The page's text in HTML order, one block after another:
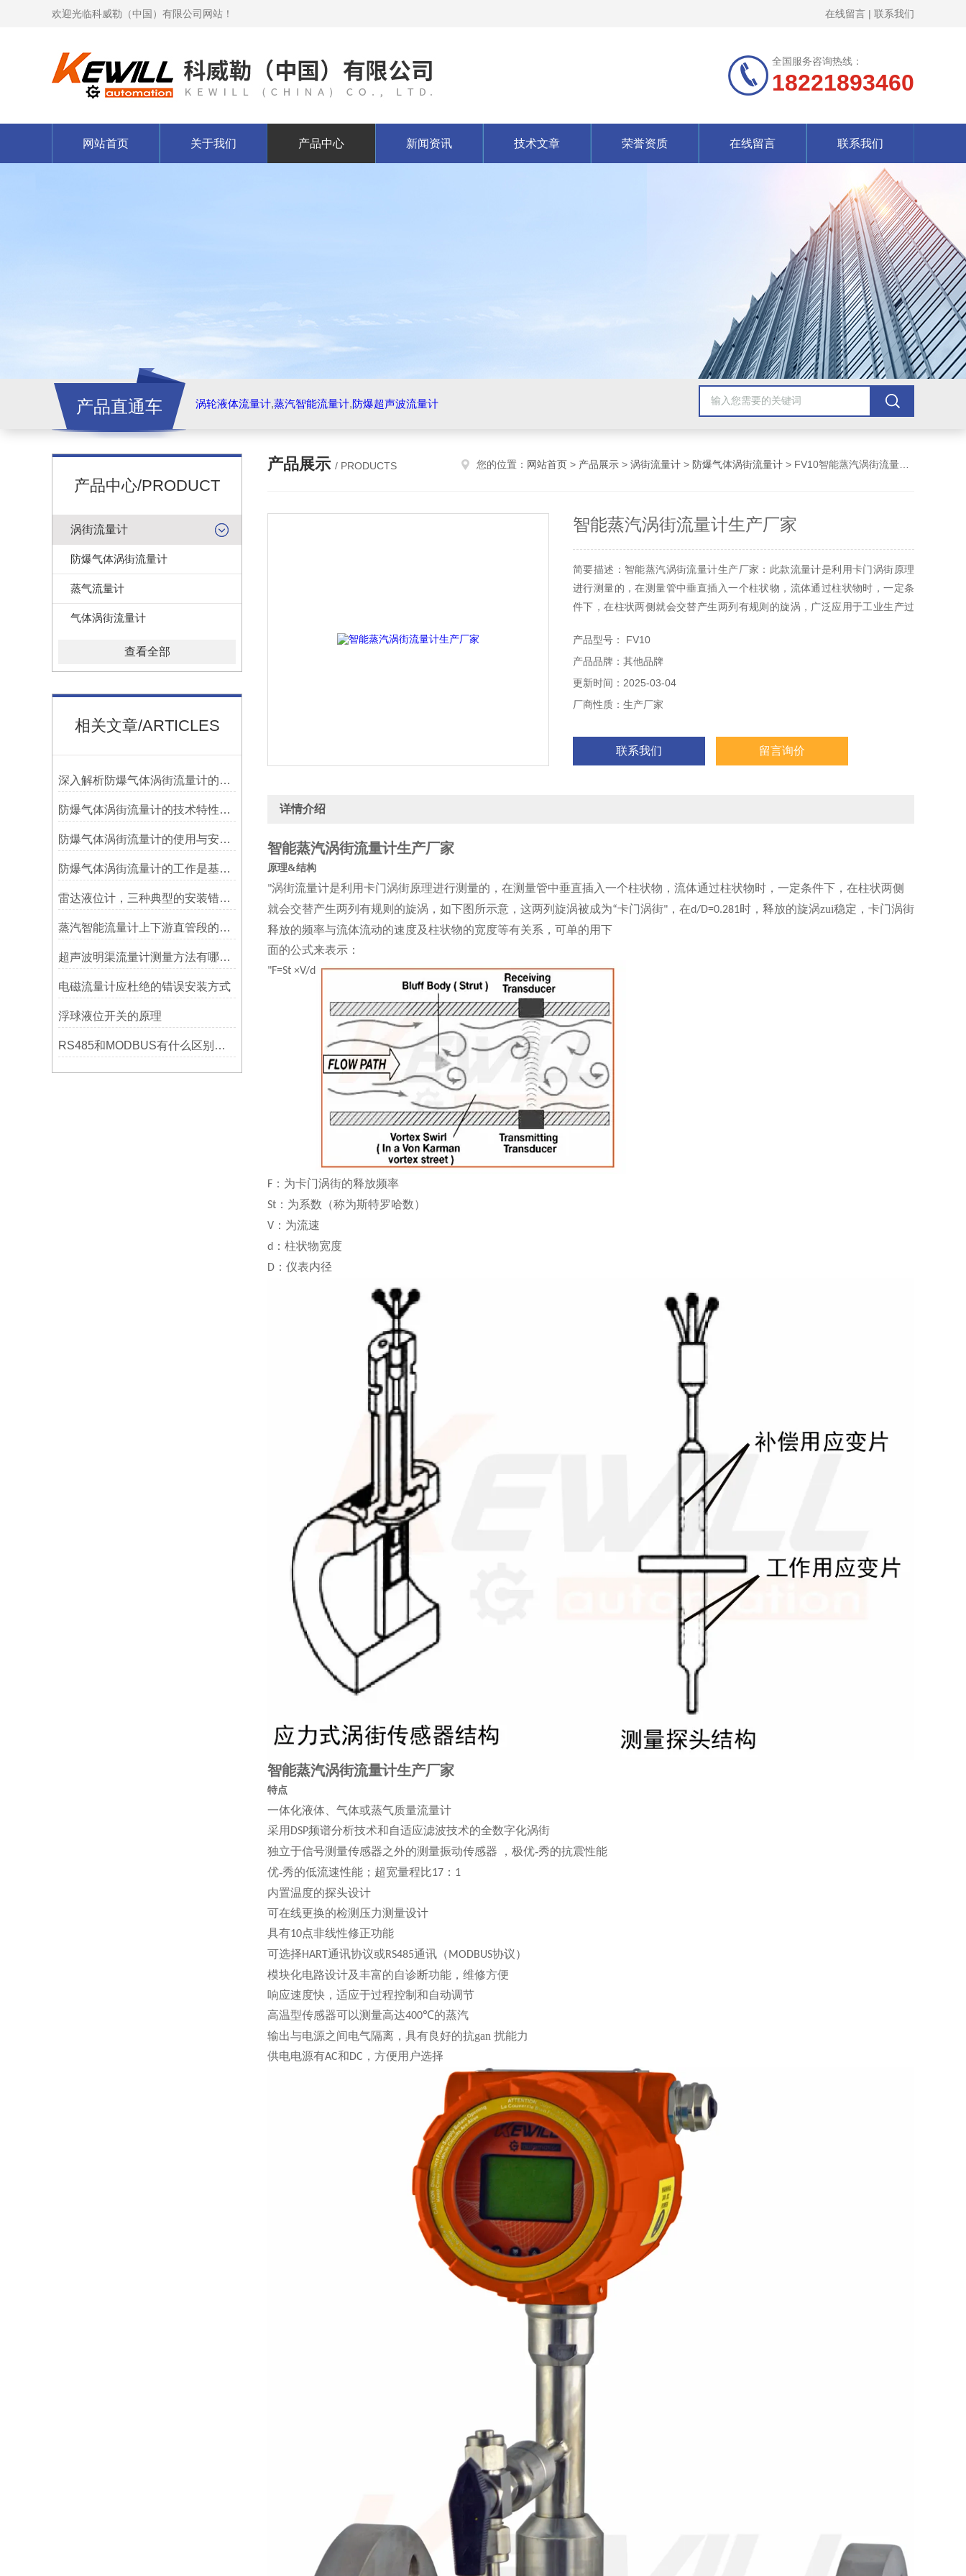
欢迎光临科威勒（中国）有限公司网站！ 在线留言 | 联系我们
全国服务咨询热线：
18221893460
网站首页 关于我们 产品中心 新闻资讯 技术文章 荣誉资质 在线留言 联系我们
产品直通车 涡轮液体流量计,蒸汽智能流量计,防爆超声波流量计
产品中心/PRODUCT
涡街流量计
防爆气体涡街流量计
蒸气流量计
气体涡街流量计
查看全部
相关文章/ARTICLES
深入解析防爆气体涡街流量计的防爆机制
防爆气体涡街流量计的技术特性剖析
防爆气体涡街流量计的使用与安装要求
防爆气体涡街流量计的工作是基于涡街效应
雷达液位计，三种典型的安装错误！
蒸汽智能流量计上下游直管段的正确安装方法
超声波明渠流量计测量方法有哪些？
电磁流量计应杜绝的错误安装方式
浮球液位开关的原理
RS485和MODBUS有什么区别和连接
产品展示 / PRODUCTS 您的位置： 网站首页 > 产品展示 > 涡街流量计 > 防爆气体涡街流量计 > FV10智能蒸汽涡街流量计生产厂家
智能蒸汽涡街流量计生产厂家
简要描述：智能蒸汽涡街流量计生产厂家：此款流量计是利用卡门涡街原理
进行测量的，在测量管中垂直插入一个柱状物，流体通过柱状物时，一定条
件下，在柱状两侧就会交替产生两列有规则的旋涡，广泛应用于工业生产过
产品型号： FV10
产品品牌：其他品牌
更新时间：2025-03-04
厂商性质：生产厂家
联系我们 留言询价
详情介绍
智能蒸汽涡街流量计生产厂家
原理&结构
"涡街流量计是利用卡门涡街原理进行测量的，在测量管中垂直插入一个柱状物，流体通过柱状物时，一定条件下，在柱状两侧
就会交替产生两列有规则的旋涡，如下图所示意，这两列旋涡被成为“卡门涡街" ，在d/D=0.281时，释放的旋涡zui稳定，卡门涡街
释放的频率与流体流动的速度及柱状物的宽度等有关系，可单的用下
面的公式来表示：
"F=St ×V/d
F ：为卡门涡街的释放频率
St ：为系数（称为斯特罗哈数）
V ：为流速
d ：柱状物宽度
D ：仪表内径
智能蒸汽涡街流量计生产厂家
特点
一体化液体、气体或蒸气质量流量计
采用 DSP频谱分析技术和自适应滤波技术的全数字化涡街
独立于信号测量传感器之外的测量振动传感器
，极优-秀的抗震性能
优-秀的低流速性能；超宽量程比17 ： 1
内置温度的探头设计
可在线更换的检测压力测量设计
具有10点非线性修正功能
可选择HART 通讯协议或RS485通讯（ MODBUS协议）
模块化电路设计及丰富的自诊断功能，维修方便
响应速度快，适应于过程控制和自动调节
高温型传感器可以测量高达400℃的蒸汽
输出与电源之间电气隔离，具有良好的抗gan 扰能力
供电电源有AC和DC ，方便用户选择